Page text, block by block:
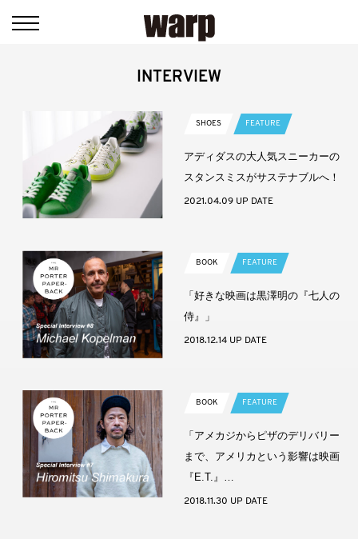
INTERVIEW
SHOES FEATURE
アディダスの大人気スニーカーの
スタンスミスがサステナブルへ！
2021.04.09 UP DATE
BOOK FEATURE
「好きな映画は黒澤明の『七人の
侍』」
2018.12.14 UP DATE
BOOK FEATURE
「アメカジからピザのデリバリー
まで、アメリカという影響は映画
『E.T.』…
2018.11.30 UP DATE